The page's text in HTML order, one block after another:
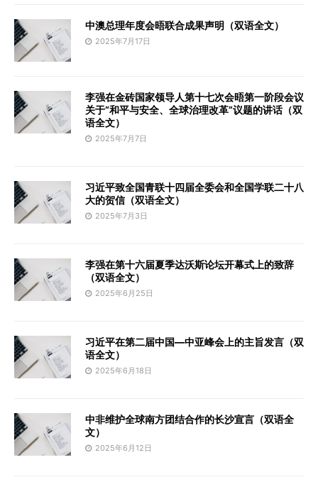
中澳总理年度会晤联合成果声明（双语全文）
2025年7月17日
李强在金砖国家领导人第十七次会晤第一阶段会议
关于“和平与安全、全球治理改革”议题的讲话（双
语全文）
2025年7月7日
习近平致全国青联十四届全委会和全国学联二十八
大的贺信（双语全文）
2025年7月3日
李强在第十六届夏季达沃斯论坛开幕式上的致辞
（双语全文）
2025年6月25日
习近平在第二届中国—中亚峰会上的主旨发言（双
语全文）
2025年6月18日
中非维护全球南方团结合作的长沙宣言（双语全
文）
2025年6月12日